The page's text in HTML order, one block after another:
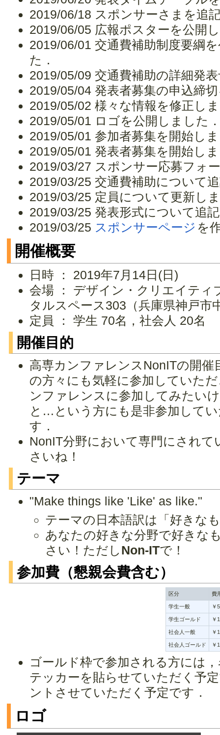
2019/06/18 スポンサーさまを追
2019/06/05 広報ポスターを公開
2019/06/01 交通費補助制度要綱
た．
2019/05/09 交通費補助の詳細発
2019/05/04 発表者募集の申込締
2019/05/02 様々な情報を修正し
2019/05/01 ロゴを公開しました
2019/05/01 参加者募集を開始し
2019/05/01 発表者募集を開始し
2019/03/27 スポンサー応募フォ
2019/03/25 交通費補助について
2019/03/25 定員について更新し
2019/03/25 発表形式について追
2019/03/25 スポンサーページ を
開催概要
日時 ： 2019年7月14日(日)
会場 ： デザイン・クリエイティ
タルスペース303（兵庫県神戸市
定員 ： 学生 70名，社会人 20名
開催目的
高専カンファレンスNonITの開催
の方々にも気軽に参加していた
ンファレンスに参加してみたい
と…という方にも是非参加して
す．
NonIT分野において専門にされ
さいね！
テーマ
"Make things like 'Like' as like."
テーマの日本語訳は「好きな
あなたの好きな分野で好きな
さい！ただし Non-ITで！
参加費（懇親会費含む）
区分 費
学生一般 ￥
学生ゴールド ￥
社会人一般 ￥
社会人ゴールド ￥
ゴールド枠で参加される方には
テッカーを貼らせていただく予
ントさせていただく予定です．
ロゴ